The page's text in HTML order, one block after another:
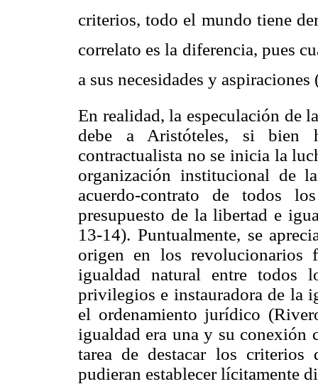
criterios, todo el mundo tiene
correlato es la diferencia, pues
a sus necesidades y
En realidad, la especulación de
debe a Aristóteles, si bien
contractualista no se inicia la
organización institucional de
acuerdo-contrato de todos
presupuesto de la libertad e
13-14). Puntualmente, se
origen en los revolucionarios
igualdad natural entre todos
privilegios e instauradora de la
el ordenamiento jurídico
igualdad era una y su
tarea de destacar los
pudieran establecer lícitamente